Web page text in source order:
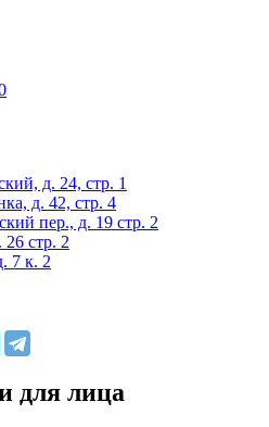
д. 24, стр. 1
д. 42, стр. 4
пер., д. 19 стр. 2
стр. 2
7 к. 2
для лица